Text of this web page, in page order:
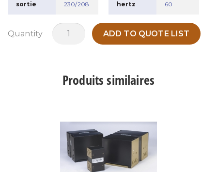
sortie 230/208 hertz 60
Quantity
quantité
ADD TO QUOTE LIST
Produits similaires